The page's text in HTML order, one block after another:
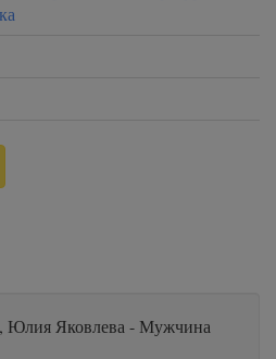
Юлия Яковлева - Мужчина